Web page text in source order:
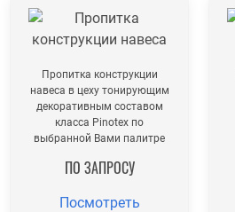
Пропитка конструкции
навеса в цеху тонирующим
декоративным составом
класса Pinotex по
выбранной Вами палитре
ПО ЗАПРОСУ
Посмотреть